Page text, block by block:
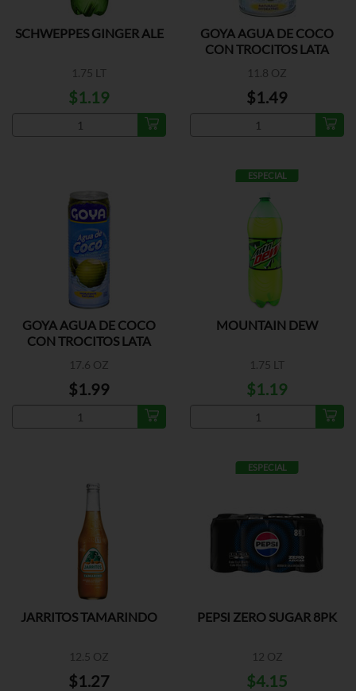
SCHWEPPES GINGER ALE
1.75 LT
$1.19
GOYA AGUA DE COCO
CON TROCITOS LATA
11.8 OZ
$1.49
GOYA AGUA DE COCO
CON TROCITOS LATA
17.6 OZ
$1.99
ESPECIAL
MOUNTAIN DEW
1.75 LT
$1.19
JARRITOS TAMARINDO
12.5 OZ
$1.27
ESPECIAL
PEPSI ZERO SUGAR 8PK
12 OZ
$4.15